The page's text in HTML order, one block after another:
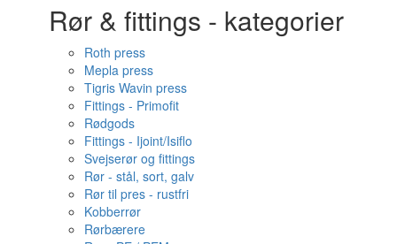
Rør & fittings - kategorier
Roth press
Mepla press
Tigris Wavin press
Fittings - Primofit
Rødgods
Fittings - Ijoint/Isiflo
Svejserør og fittings
Rør - stål, sort, galv
Rør til pres - rustfri
Kobberrør
Rørbærere